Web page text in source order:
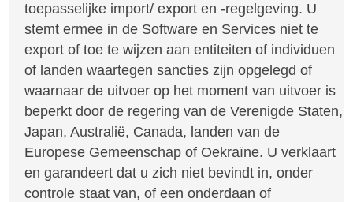
toepasselijke import/ export en -regelgeving. U
stemt ermee in de Software en Services niet te
export of toe te wijzen aan entiteiten of individuen
of landen waartegen sancties zijn opgelegd of
waarnaar de uitvoer op het moment van uitvoer is
beperkt door de regering van de Verenigde Staten,
Japan, Australië, Canada, landen van de
Europese Gemeenschap of Oekraïne. U verklaart
en garandeert dat u zich niet bevindt in, onder
controle staat van, of een onderdaan of